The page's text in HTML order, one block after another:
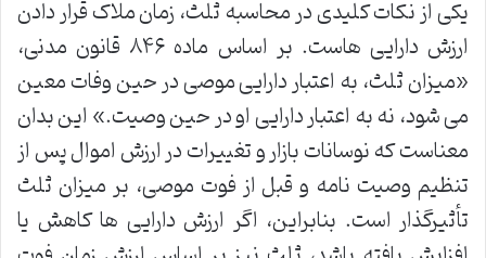
یکی از نکات کلیدی در محاسبه ثلث، زمان ملاک قرار دادن
ارزش دارایی هاست. بر اساس ماده ۸۴۶ قانون مدنی،
«میزان ثلث، به اعتبار دارایی موصی در حین وفات معین
می شود، نه به اعتبار دارایی او در حین وصیت.» این بدان
معناست که نوسانات بازار و تغییرات در ارزش اموال پس از
تنظیم وصیت نامه و قبل از فوت موصی، بر میزان ثلث
تأثیرگذار است. بنابراین، اگر ارزش دارایی ها کاهش یا